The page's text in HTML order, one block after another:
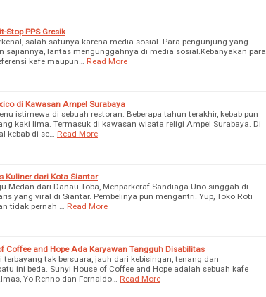
Stop PPS Gresik
salah satunya karena media sosial. Para pengunjung yang
sajiannya, lantas mengunggahnya di media sosial.Kebanyakan para
kafe maupun…
Read More
di Kawasan Ampel Surabaya
istimewa di sebuah restoran. Beberapa tahun terakhir, kebab pun
kaki lima. Termasuk di kawasan wisata religi Ampel Surabaya. Di
kebab di se…
Read More
Kuliner dari Kota Siantar
Medan dari Danau Toba, Menparkeraf Sandiaga Uno singgah di
yang viral di Siantar. Pembelinya pun mengantri. Yup, Toko Roti
tidak pernah …
Read More
Coffee and Hope Ada Karyawan Tangguh Disabilitas
terbayang tak bersuara, jauh dari kebisingan, tenang dan
ini beda. Sunyi House of Coffee and Hope adalah sebuah kafe
Yo Renno dan Fernaldo…
Read More